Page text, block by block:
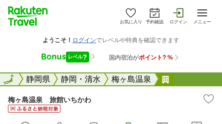
お気に入り 予約確認 ログイン メニュー
全国静岡県 静岡・清水 梅ヶ島温泉
全国
梅ヶ島温泉 旅館いちかわ